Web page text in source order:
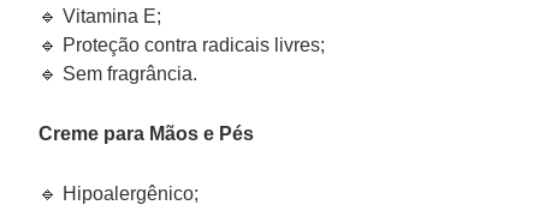
🔹 Vitamina E;
🔹 Proteção contra radicais livres;
🔹 Sem fragrância.
Creme para Mãos e Pés
🔹 Hipoalergênico;